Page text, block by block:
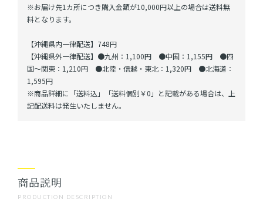
※お届け先1カ所につき購入金額が10,000円以上の場合は送料無
料となります。
【沖縄県内一律配送】748円
【沖縄県外一律配送】●九州：1,100円 ●中国：1,155円 ●四
国～関東：1,210円 ●北陸・信越・東北：1,320円 ●北海道：
1,595円
※商品詳細に「送料込」「送料個別￥0」と記載がある場合は、上
記配送料は発生いたしません。
PRODUCTION DESCRIPTION
商品説明